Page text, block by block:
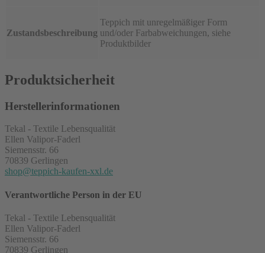
Zustandsbeschreibung
Teppich mit unregelmäßiger Form
und/oder Farbabweichungen, siehe
Produktbilder
Produktsicherheit
Herstellerinformationen
Tekal - Textile Lebensqualität
Ellen Valipor-Faderl
Siemensstr. 66
70839 Gerlingen
shop@teppich-kaufen-xxl.de
Verantwortliche Person in der EU
Tekal - Textile Lebensqualität
Ellen Valipor-Faderl
Siemensstr. 66
70839 Gerlingen